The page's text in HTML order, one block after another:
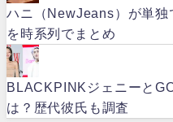
ハニ（NewJeans）が単
を時系列でまとめ
BLACKPINKジェニーと
は？歴代彼氏も調査